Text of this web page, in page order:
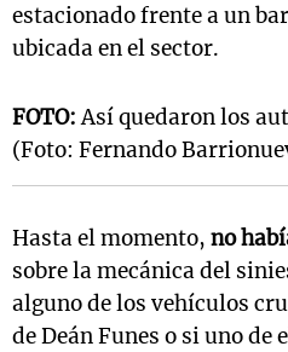
estacionado frente a un
ubicada en el sector.
FOTO:Así quedaron los
(Foto: Fernando
Hasta el momento, no
sobre la mecánica del
alguno de los vehículos
de Deán Funes o si uno